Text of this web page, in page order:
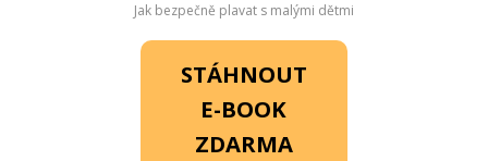
Jak bezpečně plavat s malými dětmi
STÁHNOUT
E-BOOK
ZDARMA